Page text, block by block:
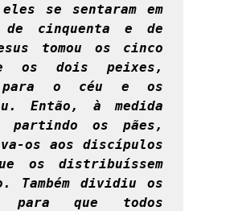
se sentaram em
de cinquenta e de
tomou os cinco
os dois peixes,
para o céu e os
Então, à medida
partindo os pães,
os aos discípulos
os distribuíssem
Também dividiu os
para que todos